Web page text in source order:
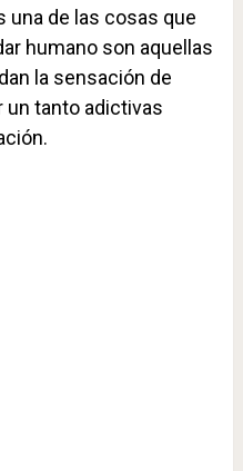
una de las cosas que
humano son aquellas
la sensación de
un tanto adictivas